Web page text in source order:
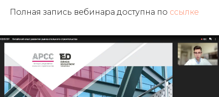
Полная запись вебинара доступна по ссылке